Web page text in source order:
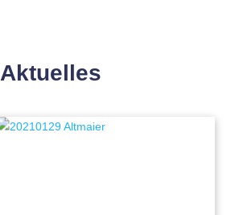
Aktuelles